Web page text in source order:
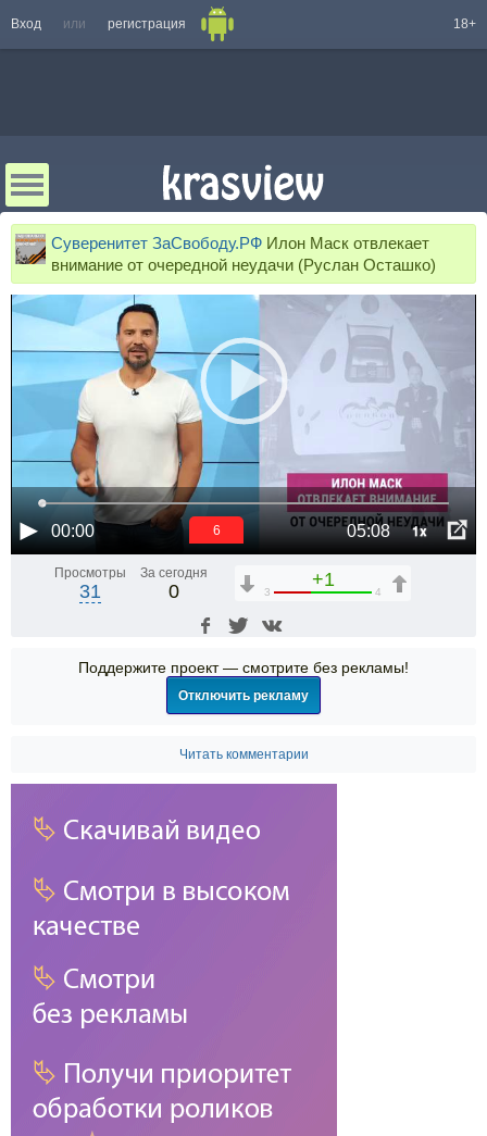
Вход или регистрация 18+
Суверенитет ЗаСвободу.РФ Илон Маск отвлекает
внимание от очередной неудачи (Руслан Осташко)
00:00 05:08 1x
6
Просмотры
31
За сегодня
0
+1
3 4
Поддержите проект — смотрите без рекламы!
Отключить рекламу
Читать комментарии